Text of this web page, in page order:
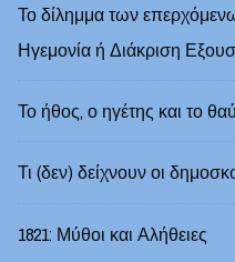
Το δίλημμα των
Ηγεμονία ή Διάκριση
Το ήθος, ο ηγέτης και το
Τι (δεν) δείχνουν οι
1821: Μύθοι και Αλήθειες